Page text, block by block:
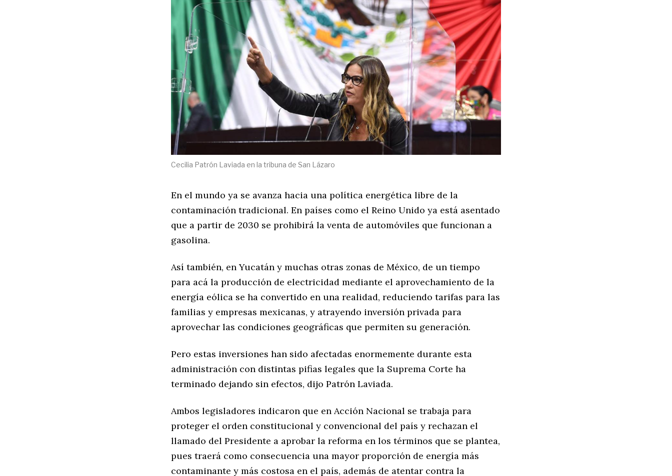
Cecilia Patrón Laviada en la tribuna de San Lázaro
En el mundo ya se avanza hacia una política energética libre de la
contaminación tradicional. En países como el Reino Unido ya está asentado
que a partir de 2030 se prohibirá la venta de automóviles que funcionan a
gasolina.
Así también, en Yucatán y muchas otras zonas de México, de un tiempo
para acá la producción de electricidad mediante el aprovechamiento de la
energía eólica se ha convertido en una realidad, reduciendo tarifas para las
familias y empresas mexicanas, y atrayendo inversión privada para
aprovechar las condiciones geográficas que permiten su generación.
Pero estas inversiones han sido afectadas enormemente durante esta
administración con distintas pifias legales que la Suprema Corte ha
terminado dejando sin efectos, dijo Patrón Laviada.
Ambos legisladores indicaron que en Acción Nacional se trabaja para
proteger el orden constitucional y convencional del país y rechazan el
llamado del Presidente a aprobar la reforma en los términos que se plantea,
pues traerá como consecuencia una mayor proporción de energía más
contaminante y más costosa en el país, además de atentar contra la